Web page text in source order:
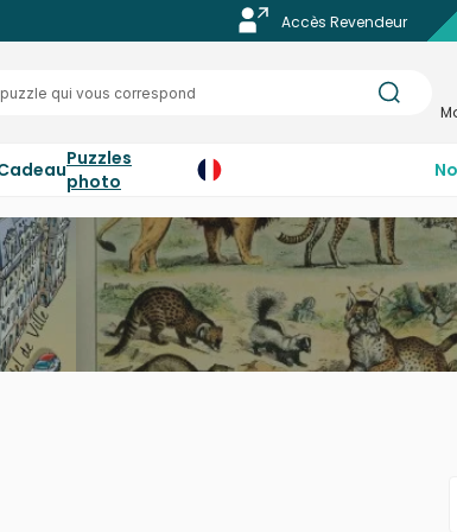
Accès Revendeur
Puzzles
photo
aussi une marque incontournable pour